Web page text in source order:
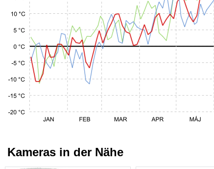
Kameras in der Nähe